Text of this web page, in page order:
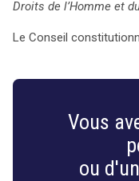
Droits de l’Homme et
Le Conseil
Vous
ou
search